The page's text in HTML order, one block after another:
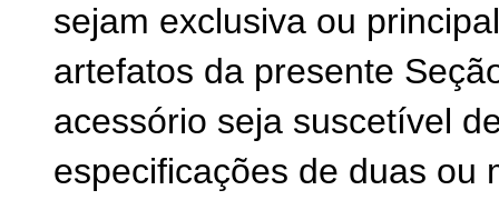
sejam exclusiva ou
artefatos da presente
acessório seja suscetível
especificações de duas ou